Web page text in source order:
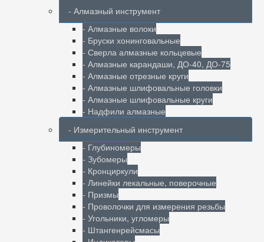
- Алмазный инструмент
- Алмазные волоки
- Бруски хонинговальные
- Сверла алмазные кольцевые
- Алмазные карандаши, ДО-40, ДО-75
- Алмазные отрезные круги
- Алмазные шлифовальные головки
- Алмазные шлифовальные круги
- Надфили алмазные
- Измерительный инструмент
- Глубиномеры
- Зубомеры
- Кронциркули
- Линейки лекальные, поверочные
- Призмы
- Проволочки для измерения резьбы
- Угольники, угломеры
- Штангенрейсмасы